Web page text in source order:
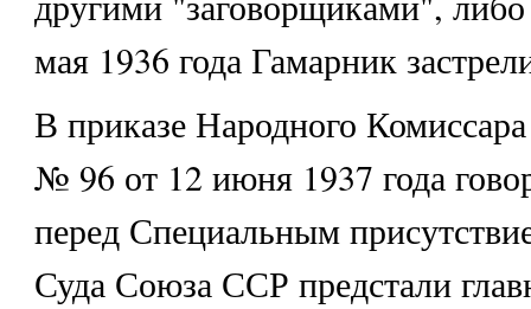
мая 1936 года Гамарник
В приказе Народного
№ 96 от 12 июня 1937 года
перед Специальным
Суда Союза ССР предстали